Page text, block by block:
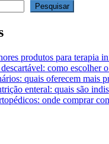
Pesquisar
produtos para terapia
como escolher
quais oferecem mais
enteral: quais são
onde comprar